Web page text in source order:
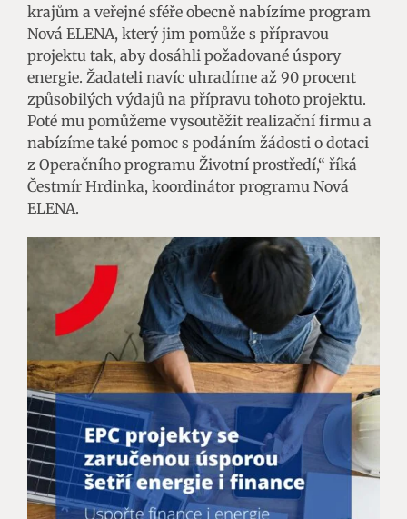
krajům a veřejné sféře obecně nabízíme program
Nová ELENA, který jim pomůže s přípravou
projektu tak, aby dosáhli požadované úspory
energie. Žadateli navíc uhradíme až 90 procent
způsobilých výdajů na přípravu tohoto projektu.
Poté mu pomůžeme vysoutěžit realizační firmu a
nabízíme také pomoc s podáním žádosti o dotaci
z Operačního programu Životní prostředí,“ říká
Čestmír Hrdinka, koordinátor programu Nová
ELENA.